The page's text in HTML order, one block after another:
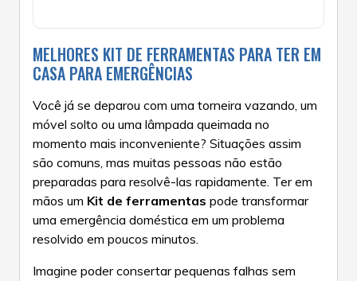
MELHORES KIT DE FERRAMENTAS PARA TER EM
CASA PARA EMERGÊNCIAS
Você já se deparou com uma torneira vazando, um
móvel solto ou uma lâmpada queimada no
momento mais inconveniente? Situações assim
são comuns, mas muitas pessoas não estão
preparadas para resolvê-las rapidamente. Ter em
mãos um Kit de ferramentas pode transformar
uma emergência doméstica em um problema
resolvido em poucos minutos.
Imagine poder consertar pequenas falhas sem